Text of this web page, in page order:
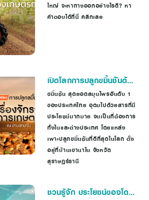
ใหญ่ จะหาทางออกอย่างไรดี? หา
คำตอบได้ที่นี่ คลิกเลย
เปิดโลกการปลูกขมิ้นชันด้วย
เครื่องจักรกลการเกษตร
ณ บ้านเขานาใน
ขมิ้นชัน สุดยอดสมุนไพรอันดับ 1
ของประเทศไทย อุดมไปด้วยสารที่มี
ประโยชน์มากมาย จนเป็นที่ต้องการ
ทั้งในและต่างประเทศ โดยแหล่ง
เพาะปลูกขมิ้นชันที่ดีที่สุดในโลก ตั้ง
อยู่ที่บ้านเขานาใน จังหวัด
สุราษฎร์ธานี
ชวนรู้จัก ประโยชน์ของโด